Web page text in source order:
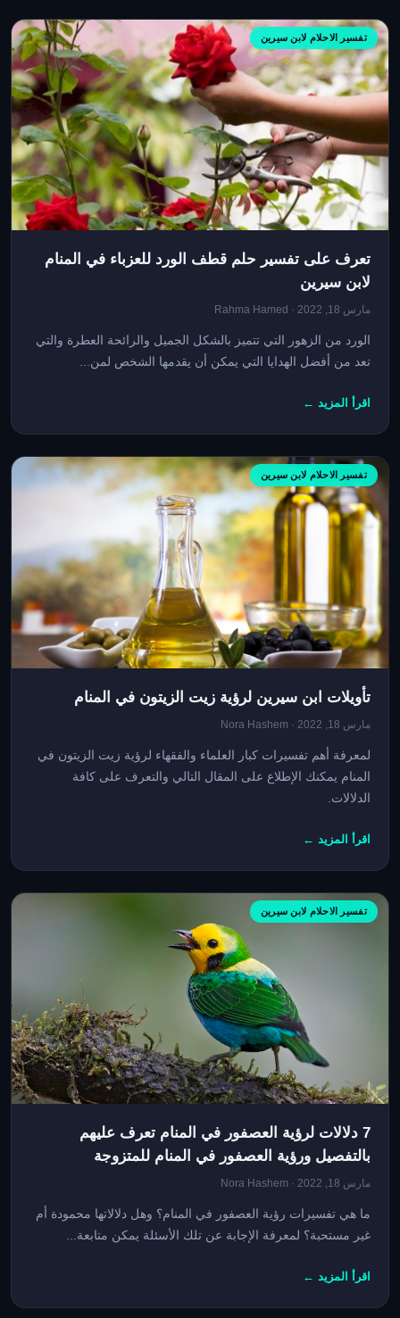
تفسير الاحلام لابن سيرين
تعرف على تفسير حلم قطف الورد للعزباء في المنام
لابن سيرين
مارس 18, 2022 · Rahma Hamed
الورد من الزهور التي تتميز بالشكل الجميل والرائحة العطرة والتي
تعد من أفضل الهدايا التي يمكن أن يقدمها الشخص لمن...
اقرأ المزيد ←
تفسير الاحلام لابن سيرين
تأويلات ابن سيرين لرؤية زيت الزيتون في المنام
مارس 18, 2022 · Nora Hashem
لمعرفة أهم تفسيرات كبار العلماء والفقهاء لرؤية زيت الزيتون في
المنام يمكنك الإطلاع على المقال التالي والتعرف على كافة
الدﻻﻻت.
اقرأ المزيد ←
تفسير الاحلام لابن سيرين
7 دلالات لرؤية العصفور في المنام تعرف عليهم
بالتفصيل ورؤية العصفور في المنام للمتزوجة
مارس 18, 2022 · Nora Hashem
ما هي تفسيرات رؤية العصفور في المنام؟ وهل دﻻﻻتها محمودة أم
غير مستحبة؟ لمعرفة الإجابة عن تلك الأسئلة يمكن متابعة...
اقرأ المزيد ←